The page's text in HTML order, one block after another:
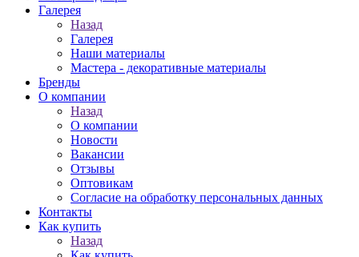
Галерея
Назад
Галерея
Наши материалы
Мастера - декоративные материалы
Бренды
О компании
Назад
О компании
Новости
Вакансии
Отзывы
Оптовикам
Cогласие на обработку персональных данных
Контакты
Как купить
Назад